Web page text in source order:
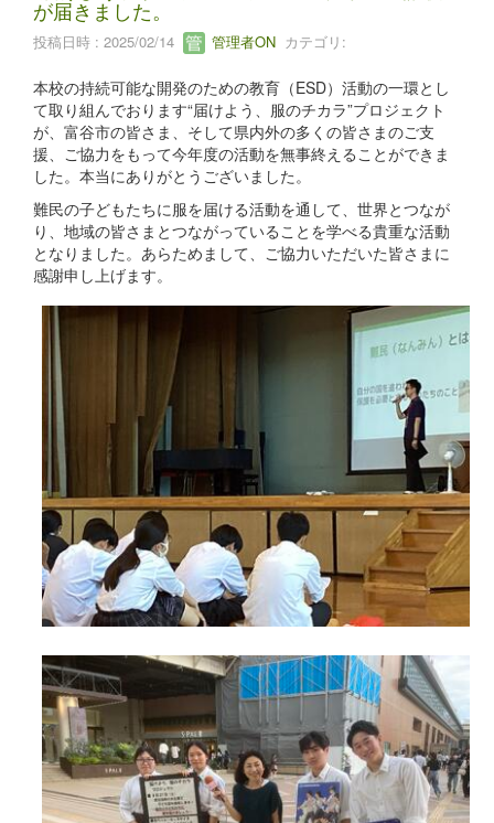
が届きました。
投稿日時 : 2025/02/14 管理者ON カテゴリ:
本校の持続可能な開発のための教育（ESD）活動の一環とし
て取り組んでおります“届けよう、服のチカラ”プロジェクト
が、富谷市の皆さま、そして県内外の多くの皆さまのご支
援、ご協力をもって今年度の活動を無事終えることができま
した。本当にありがとうございました。
難民の子どもたちに服を届ける活動を通して、世界とつなが
り、地域の皆さまとつながっていることを学べる貴重な活動
となりました。あらためまして、ご協力いただいた皆さまに
感謝申し上げます。